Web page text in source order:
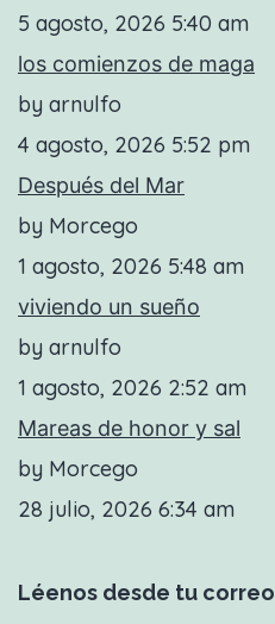
5 agosto, 2026 5:40 am
los comienzos de maga
by arnulfo
4 agosto, 2026 5:52 pm
Después del Mar
by Morcego
1 agosto, 2026 5:48 am
viviendo un sueño
by arnulfo
1 agosto, 2026 2:52 am
Mareas de honor y sal
by Morcego
28 julio, 2026 6:34 am
Léenos desde tu correo